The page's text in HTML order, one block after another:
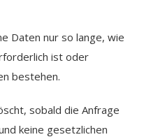
Daten nur so lange, wie
ist oder
bestehen.
sobald die Anfrage
keine gesetzlichen